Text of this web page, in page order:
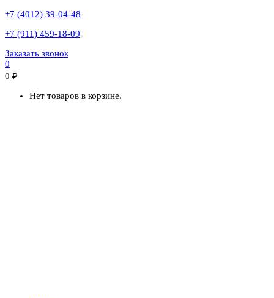
+7 (4012) 39-04-48
+7 (911) 459-18-09
Заказать звонок
0
0 ₽
Нет товаров в корзине.